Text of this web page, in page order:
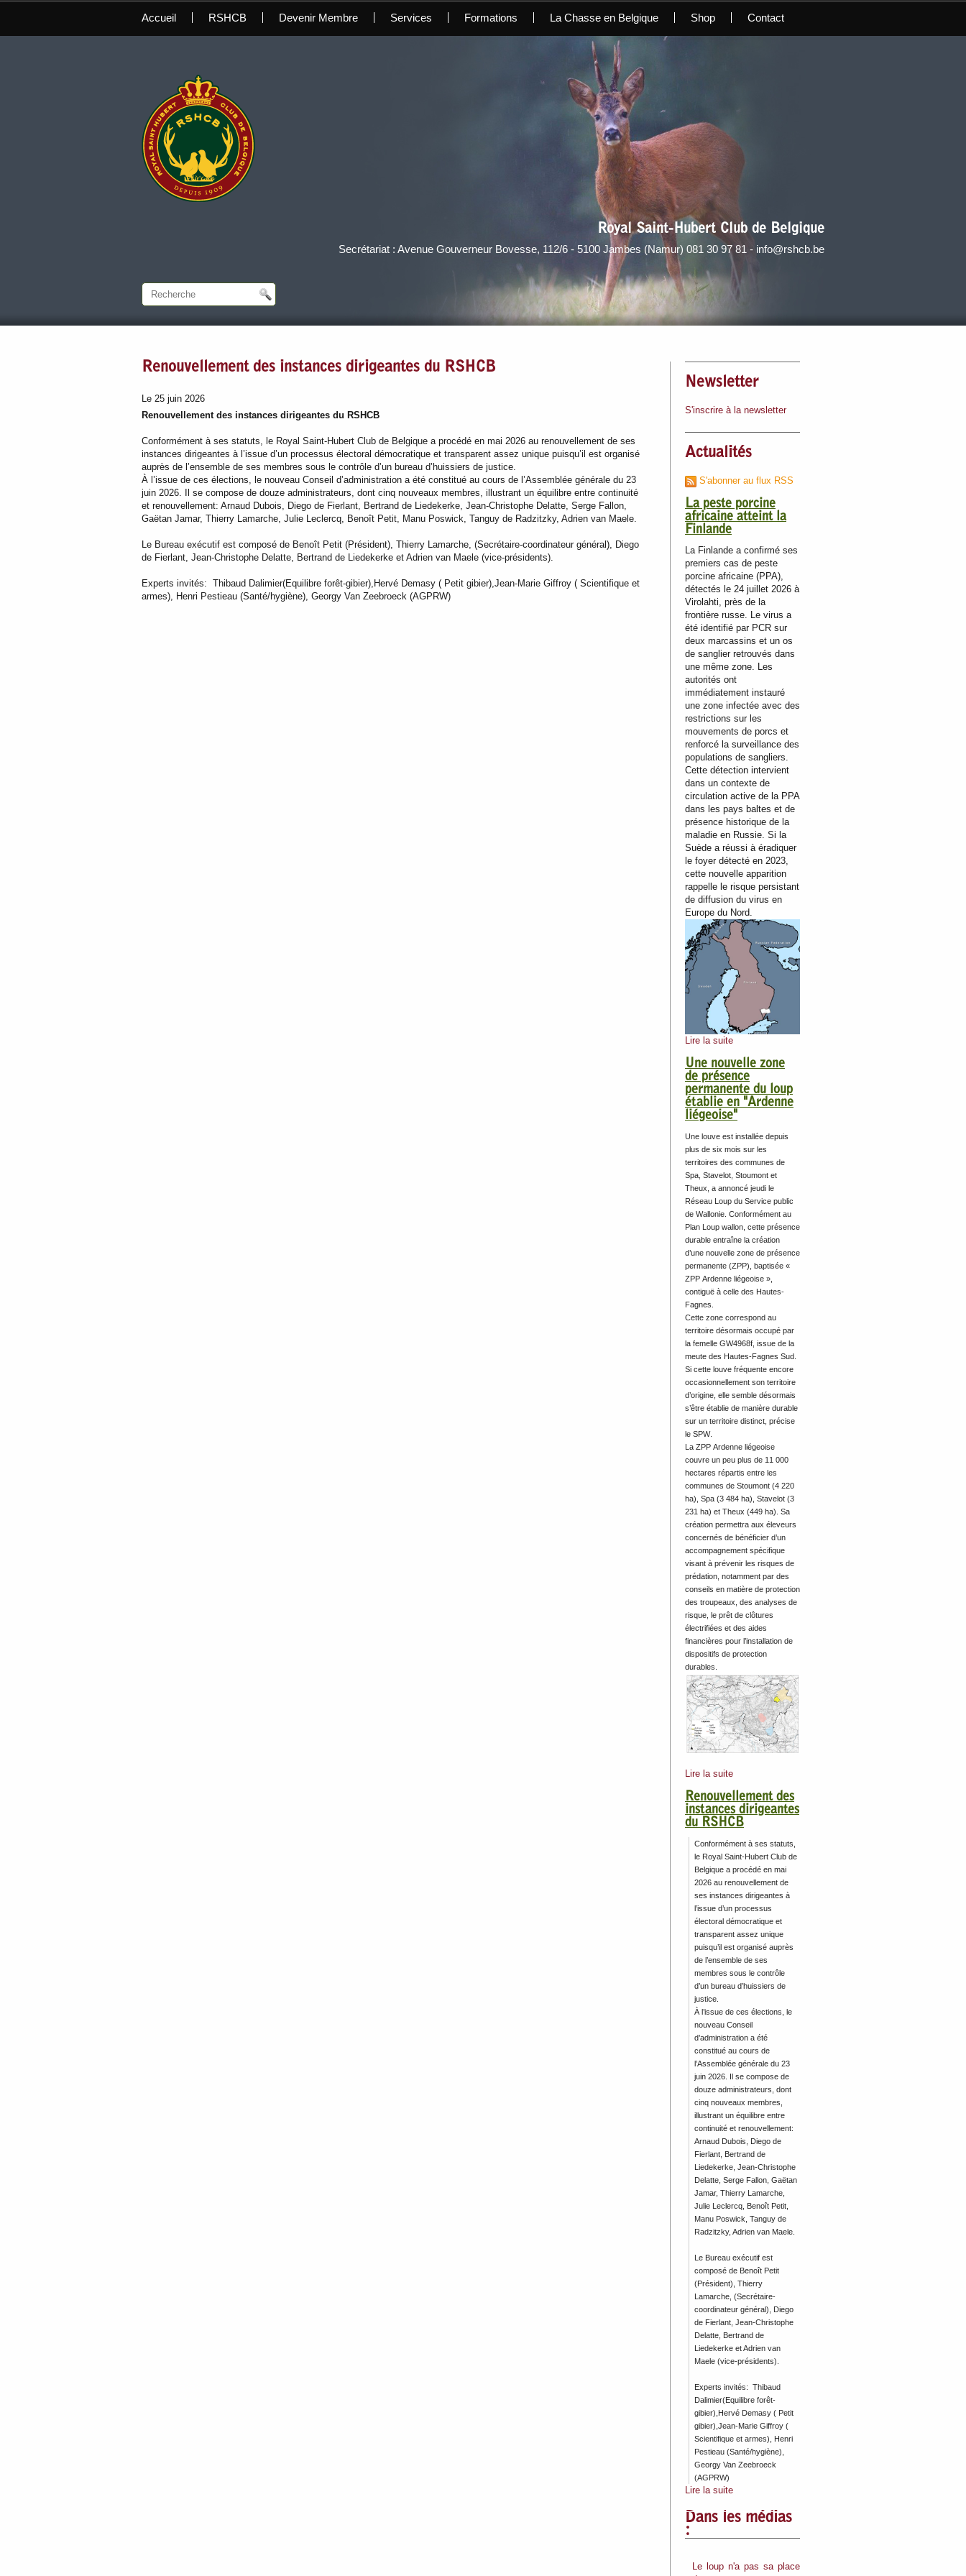
Accueil RSHCB Devenir Membre Services Formations La Chasse en Belgique Shop Contact
Royal Saint-Hubert Club de Belgique
Secrétariat : Avenue Gouverneur Bovesse, 112/6 - 5100 Jambes (Namur) 081 30 97 81 - info@rshcb.be
Renouvellement des instances dirigeantes du RSHCB
Le 25 juin 2026
Renouvellement des instances dirigeantes du RSHCB
Conformément à ses statuts, le Royal Saint-Hubert Club de Belgique a procédé en mai 2026 au renouvellement de ses
instances dirigeantes à l’issue d’un processus électoral démocratique et transparent assez unique puisqu’il est organisé
auprès de l’ensemble de ses membres sous le contrôle d’un bureau d’huissiers de justice.
À l’issue de ces élections, le nouveau Conseil d’administration a été constitué au cours de l’Assemblée générale du 23
juin 2026. Il se compose de douze administrateurs, dont cinq nouveaux membres, illustrant un équilibre entre continuité
et renouvellement: Arnaud Dubois, Diego de Fierlant, Bertrand de Liedekerke, Jean-Christophe Delatte, Serge Fallon,
Gaëtan Jamar, Thierry Lamarche, Julie Leclercq, Benoît Petit, Manu Poswick, Tanguy de Radzitzky, Adrien van Maele.
Le Bureau exécutif est composé de Benoît Petit (Président), Thierry Lamarche, (Secrétaire-coordinateur général), Diego
de Fierlant, Jean-Christophe Delatte, Bertrand de Liedekerke et Adrien van Maele (vice-présidents).
Experts invités: Thibaud Dalimier(Equilibre forêt-gibier),Hervé Demasy ( Petit gibier),Jean-Marie Giffroy ( Scientifique et
armes), Henri Pestieau (Santé/hygiène), Georgy Van Zeebroeck (AGPRW)
Newsletter
S'inscrire à la newsletter
Actualités
S'abonner au flux RSS
La peste porcine
africaine atteint la
Finlande
La Finlande a confirmé ses
premiers cas de peste
porcine africaine (PPA),
détectés le 24 juillet 2026 à
Virolahti, près de la
frontière russe. Le virus a
été identifié par PCR sur
deux marcassins et un os
de sanglier retrouvés dans
une même zone. Les
autorités ont
immédiatement instauré
une zone infectée avec des
restrictions sur les
mouvements de porcs et
renforcé la surveillance des
populations de sangliers.
Cette détection intervient
dans un contexte de
circulation active de la PPA
dans les pays baltes et de
présence historique de la
maladie en Russie. Si la
Suède a réussi à éradiquer
le foyer détecté en 2023,
cette nouvelle apparition
rappelle le risque persistant
de diffusion du virus en
Europe du Nord.
Lire la suite
Une nouvelle zone
de présence
permanente du loup
établie en "Ardenne
liégeoise"
Une louve est installée depuis
plus de six mois sur les
territoires des communes de
Spa, Stavelot, Stoumont et
Theux, a annoncé jeudi le
Réseau Loup du Service public
de Wallonie. Conformément au
Plan Loup wallon, cette présence
durable entraîne la création
d’une nouvelle zone de présence
permanente (ZPP), baptisée «
ZPP Ardenne liégeoise »,
contiguë à celle des Hautes-
Fagnes.
Cette zone correspond au
territoire désormais occupé par
la femelle GW4968f, issue de la
meute des Hautes-Fagnes Sud.
Si cette louve fréquente encore
occasionnellement son territoire
d’origine, elle semble désormais
s’être établie de manière durable
sur un territoire distinct, précise
le SPW.
La ZPP Ardenne liégeoise
couvre un peu plus de 11 000
hectares répartis entre les
communes de Stoumont (4 220
ha), Spa (3 484 ha), Stavelot (3
231 ha) et Theux (449 ha). Sa
création permettra aux éleveurs
concernés de bénéficier d’un
accompagnement spécifique
visant à prévenir les risques de
prédation, notamment par des
conseils en matière de protection
des troupeaux, des analyses de
risque, le prêt de clôtures
électrifiées et des aides
financières pour l’installation de
dispositifs de protection
durables.
Lire la suite
Renouvellement des
instances dirigeantes
du RSHCB
Conformément à ses statuts,
le Royal Saint-Hubert Club de
Belgique a procédé en mai
2026 au renouvellement de
ses instances dirigeantes à
l’issue d’un processus
électoral démocratique et
transparent assez unique
puisqu’il est organisé auprès
de l’ensemble de ses
membres sous le contrôle
d’un bureau d’huissiers de
justice.
À l’issue de ces élections, le
nouveau Conseil
d’administration a été
constitué au cours de
l’Assemblée générale du 23
juin 2026. Il se compose de
douze administrateurs, dont
cinq nouveaux membres,
illustrant un équilibre entre
continuité et renouvellement:
Arnaud Dubois, Diego de
Fierlant, Bertrand de
Liedekerke, Jean-Christophe
Delatte, Serge Fallon, Gaëtan
Jamar, Thierry Lamarche,
Julie Leclercq, Benoît Petit,
Manu Poswick, Tanguy de
Radzitzky, Adrien van Maele.
Le Bureau exécutif est
composé de Benoît Petit
(Président), Thierry
Lamarche, (Secrétaire-
coordinateur général), Diego
de Fierlant, Jean-Christophe
Delatte, Bertrand de
Liedekerke et Adrien van
Maele (vice-présidents).
Experts invités: Thibaud
Dalimier(Equilibre forêt-
gibier),Hervé Demasy ( Petit
gibier),Jean-Marie Giffroy (
Scientifique et armes), Henri
Pestieau (Santé/hygiène),
Georgy Van Zeebroeck
(AGPRW)
Lire la suite
Dans les médias
:
Le loup n'a pas sa place